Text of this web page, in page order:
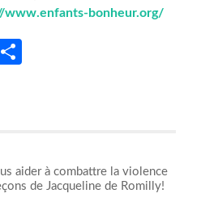
www.enfants-bonheur.org/
LinkedIn
aider à combattre la violence
de Jacqueline de Romilly!